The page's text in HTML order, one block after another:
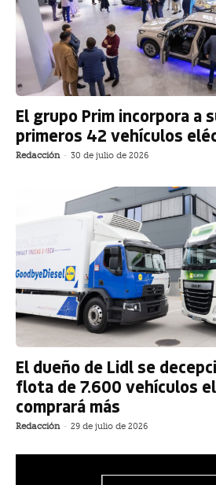
El grupo Prim incorpora a
primeros 42 vehículos
Redacción - 30 de julio de 2026
El dueño de Lidl se
flota de 7.600 vehículos
comprará más
Redacción - 29 de julio de 2026